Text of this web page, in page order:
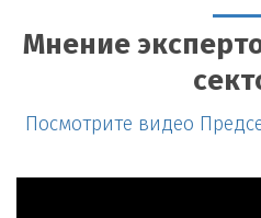
Мнение
Посмотрите видео